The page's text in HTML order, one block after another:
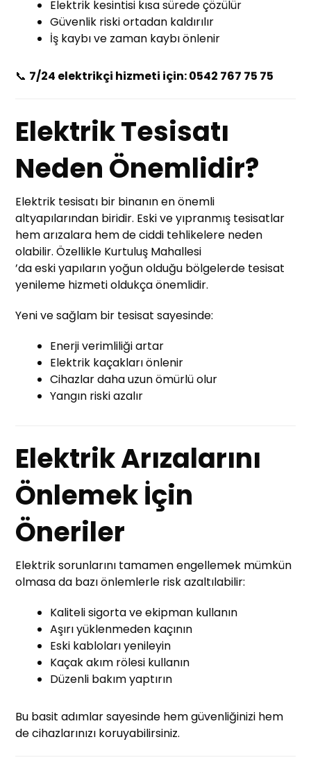
Elektrik kesintisi kısa sürede çözülür
Güvenlik riski ortadan kaldırılır
İş kaybı ve zaman kaybı önlenir
📞 7/24 elektrikçi hizmeti için: 0542 767 75 75
Elektrik Tesisatı
Neden Önemlidir?
Elektrik tesisatı bir binanın en önemli
altyapılarından biridir. Eski ve yıpranmış tesisatlar
hem arızalara hem de ciddi tehlikelere neden
olabilir. Özellikle Kurtuluş Mahallesi
’da eski yapıların yoğun olduğu bölgelerde tesisat
yenileme hizmeti oldukça önemlidir.
Yeni ve sağlam bir tesisat sayesinde:
Enerji verimliliği artar
Elektrik kaçakları önlenir
Cihazlar daha uzun ömürlü olur
Yangın riski azalır
Elektrik Arızalarını
Önlemek İçin
Öneriler
Elektrik sorunlarını tamamen engellemek mümkün
olmasa da bazı önlemlerle risk azaltılabilir:
Kaliteli sigorta ve ekipman kullanın
Aşırı yüklenmeden kaçının
Eski kabloları yenileyin
Kaçak akım rölesi kullanın
Düzenli bakım yaptırın
Bu basit adımlar sayesinde hem güvenliğinizi hem
de cihazlarınızı koruyabilirsiniz.